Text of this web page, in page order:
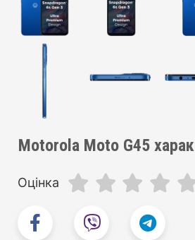
Motorola Moto G45
Оцінка